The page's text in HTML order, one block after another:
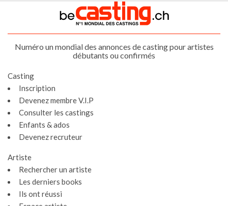
Numéro un mondial des annonces de casting pour artistes
débutants ou confirmés
Casting
Inscription
Devenez membre V.I.P
Consulter les castings
Enfants & ados
Devenez recruteur
Artiste
Rechercher un artiste
Les derniers books
Ils ont réussi